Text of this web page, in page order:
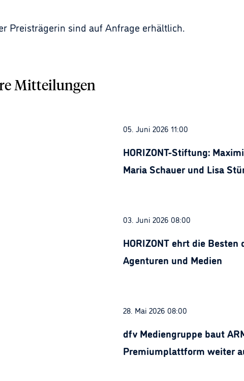
Preisträgerin sind auf Anfrage erhältlich.
Mitteilungen
05. Juni 2026 11:00
HORIZONT-Stiftung:
Maria Schauer und Lisa
03. Juni 2026 08:00
HORIZONT ehrt die
Agenturen und Medien
28. Mai 2026 08:00
dfv Mediengruppe baut
Premiumplattform weiter